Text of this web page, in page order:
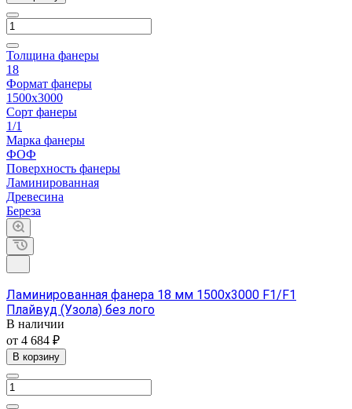
Толщина фанеры
18
Формат фанеры
1500х3000
Сорт фанеры
1/1
Марка фанеры
ФОФ
Поверхность фанеры
Ламинированная
Древесина
Береза
Ламинированная фанера 18 мм 1500х3000 F1/F1
Плайвуд (Узола) без лого
В наличии
от 4 684 ₽
В корзину